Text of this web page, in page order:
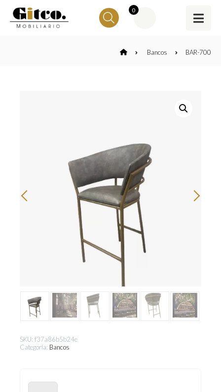
0
Bancos BAR-700
SKU: f37a86b5b24e
Categoría: Bancos
BAR-